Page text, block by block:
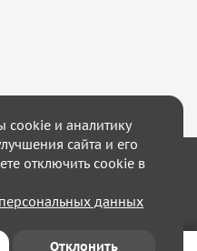
10 минут мы с Вами свяжемся!
данных
и аналитику
сайта и его
отключить cookie в
данных
Отклонить